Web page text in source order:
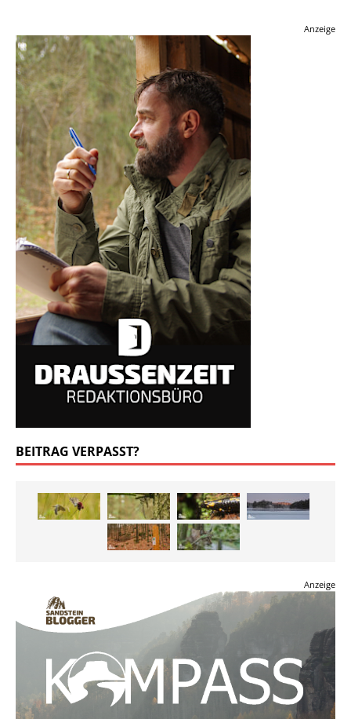
Anzeige
BEITRAG VERPASST?
Anzeige